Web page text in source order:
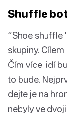
Shuffle
“Shoe shuffle
skupiny.
Čím více lidí
to bude.
dejte je na
nebyly ve